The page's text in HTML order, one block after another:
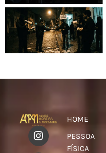
HOME
PESSOA
FÍSICA